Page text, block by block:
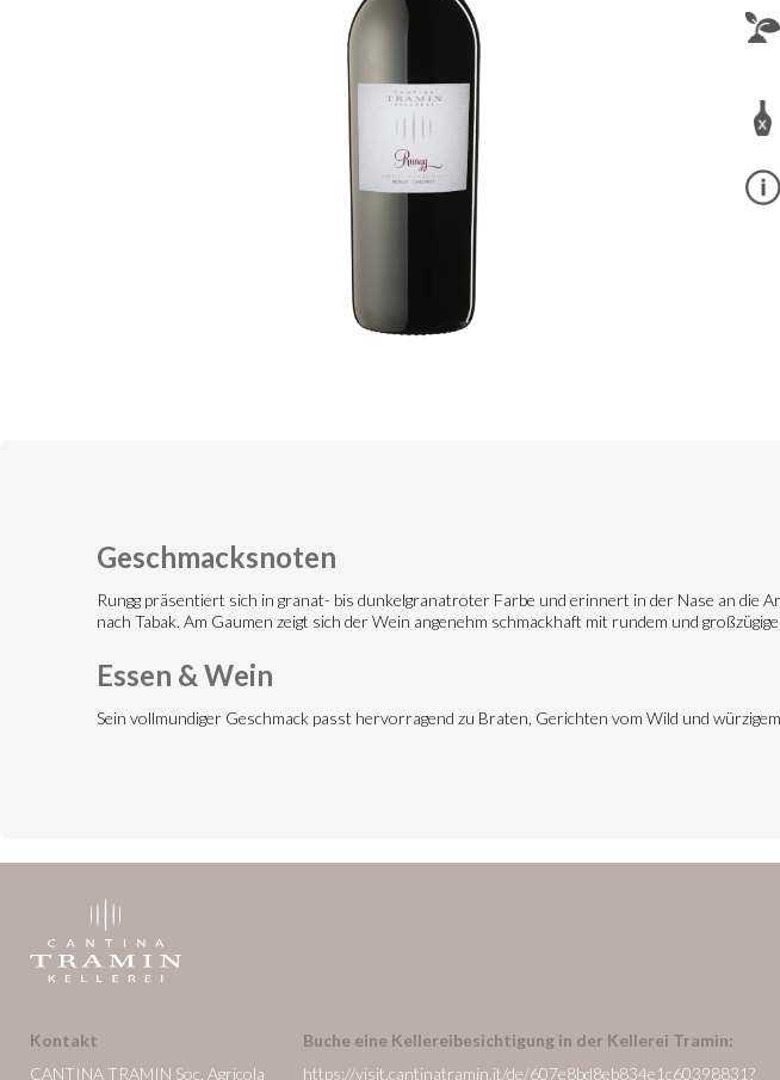
Geschmacksnoten
Rungg präsentiert sich in granat- bis dunkelgranatroter Farbe und erinnert in der Nase an
nach Tabak. Am Gaumen zeigt sich der Wein angenehm schmackhaft mit rundem und
Essen & Wein
Sein vollmundiger Geschmack passt hervorragend zu Braten, Gerichten vom Wild und
Kontakt
CANTINA TRAMIN Soc. Agricola
Buche eine Kellereibesichtigung in der Kellerei Tramin:
https://visit.cantinatramin.it/de/607e8bd8eb834e1c60398831?